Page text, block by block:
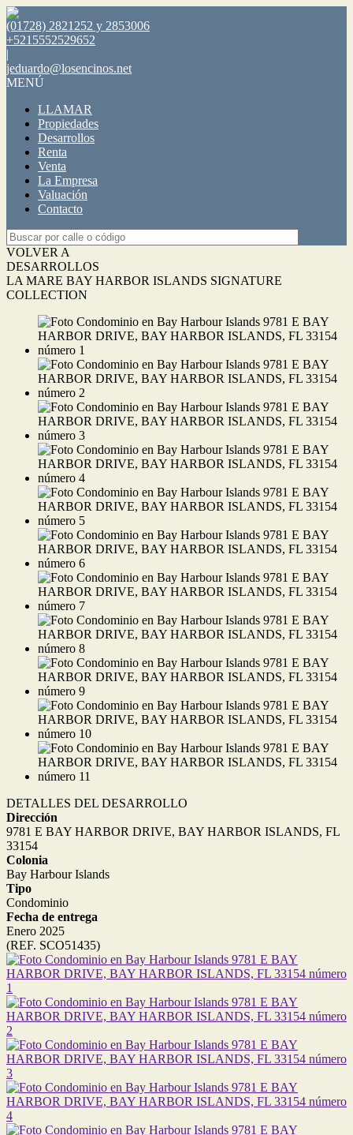
(01728) 2821252 y 2853006
+5215552529652
|
jeduardo@losencinos.net
MENÚ
LLAMAR
Propiedades
Desarrollos
Renta
Venta
La Empresa
Valuación
Contacto
VOLVER A
DESARROLLOS
LA MARE BAY HARBOR ISLANDS SIGNATURE
COLLECTION
DETALLES DEL DESARROLLO
Dirección
9781 E BAY HARBOR DRIVE, BAY HARBOR ISLANDS, FL
33154
Colonia
Bay Harbour Islands
Tipo
Condominio
Fecha de entrega
Enero 2025
(REF. SCO51435)